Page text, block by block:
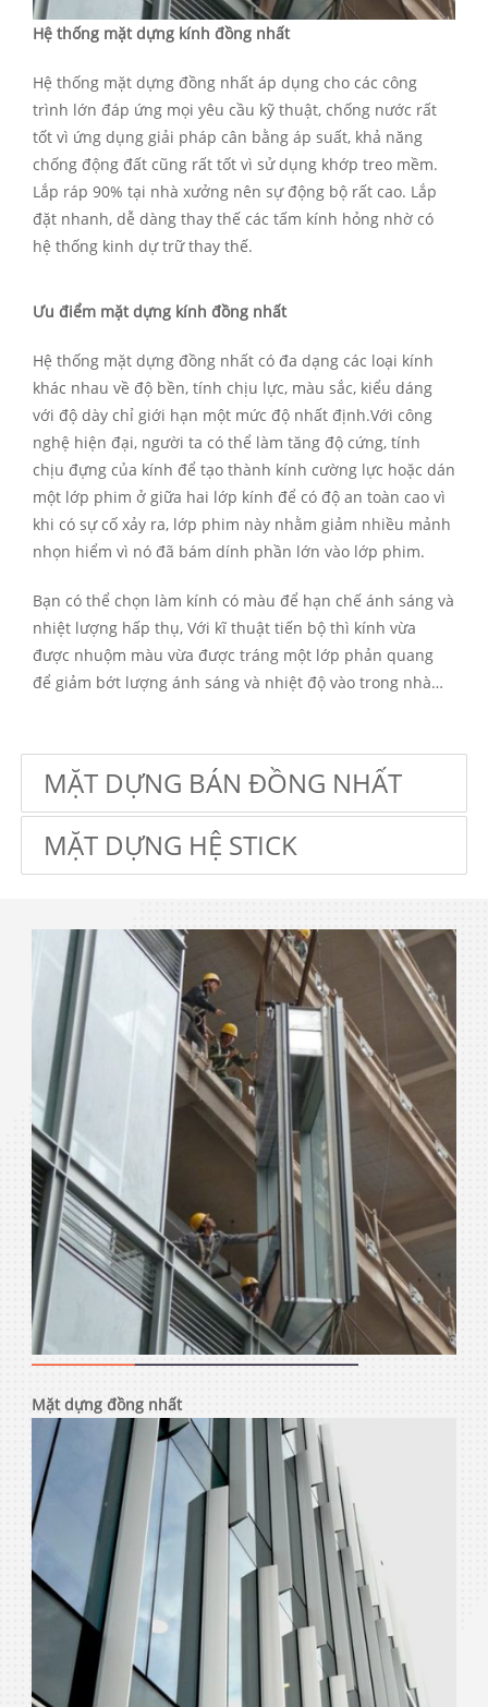
Hệ thống mặt dựng kính đồng nhất
Hệ thống mặt dựng đồng nhất áp dụng cho các công
trình lớn đáp ứng mọi yêu cầu kỹ thuật, chống nước rất
tốt vì ứng dụng giải pháp cân bằng áp suất, khả năng
chống động đất cũng rất tốt vì sử dụng khớp treo mềm.
Lắp ráp 90% tại nhà xưởng nên sự động bộ rất cao. Lắp
đặt nhanh, dễ dàng thay thế các tấm kính hỏng nhờ có
hệ thống kinh dự trữ thay thế.
Ưu điểm mặt dựng kính đồng nhất
Hệ thống mặt dựng đồng nhất có đa dạng các loại kính
khác nhau về độ bền, tính chịu lực, màu sắc, kiểu dáng
với độ dày chỉ giới hạn một mức độ nhất định.Với công
nghệ hiện đại, người ta có thể làm tăng độ cứng, tính
chịu đựng của kính để tạo thành kính cường lực hoặc dán
một lớp phim ở giữa hai lớp kính để có độ an toàn cao vì
khi có sự cố xảy ra, lớp phim này nhằm giảm nhiều mảnh
nhọn hiểm vì nó đã bám dính phần lớn vào lớp phim.
Bạn có thể chọn làm kính có màu để hạn chế ánh sáng và
nhiệt lượng hấp thụ, Với kĩ thuật tiến bộ thì kính vừa
được nhuộm màu vừa được tráng một lớp phản quang
để giảm bớt lượng ánh sáng và nhiệt độ vào trong nhà…
MẶT DỰNG BÁN ĐỒNG NHẤT
MẶT DỰNG HỆ STICK
Mặt dựng đồng nhất